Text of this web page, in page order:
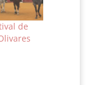
de